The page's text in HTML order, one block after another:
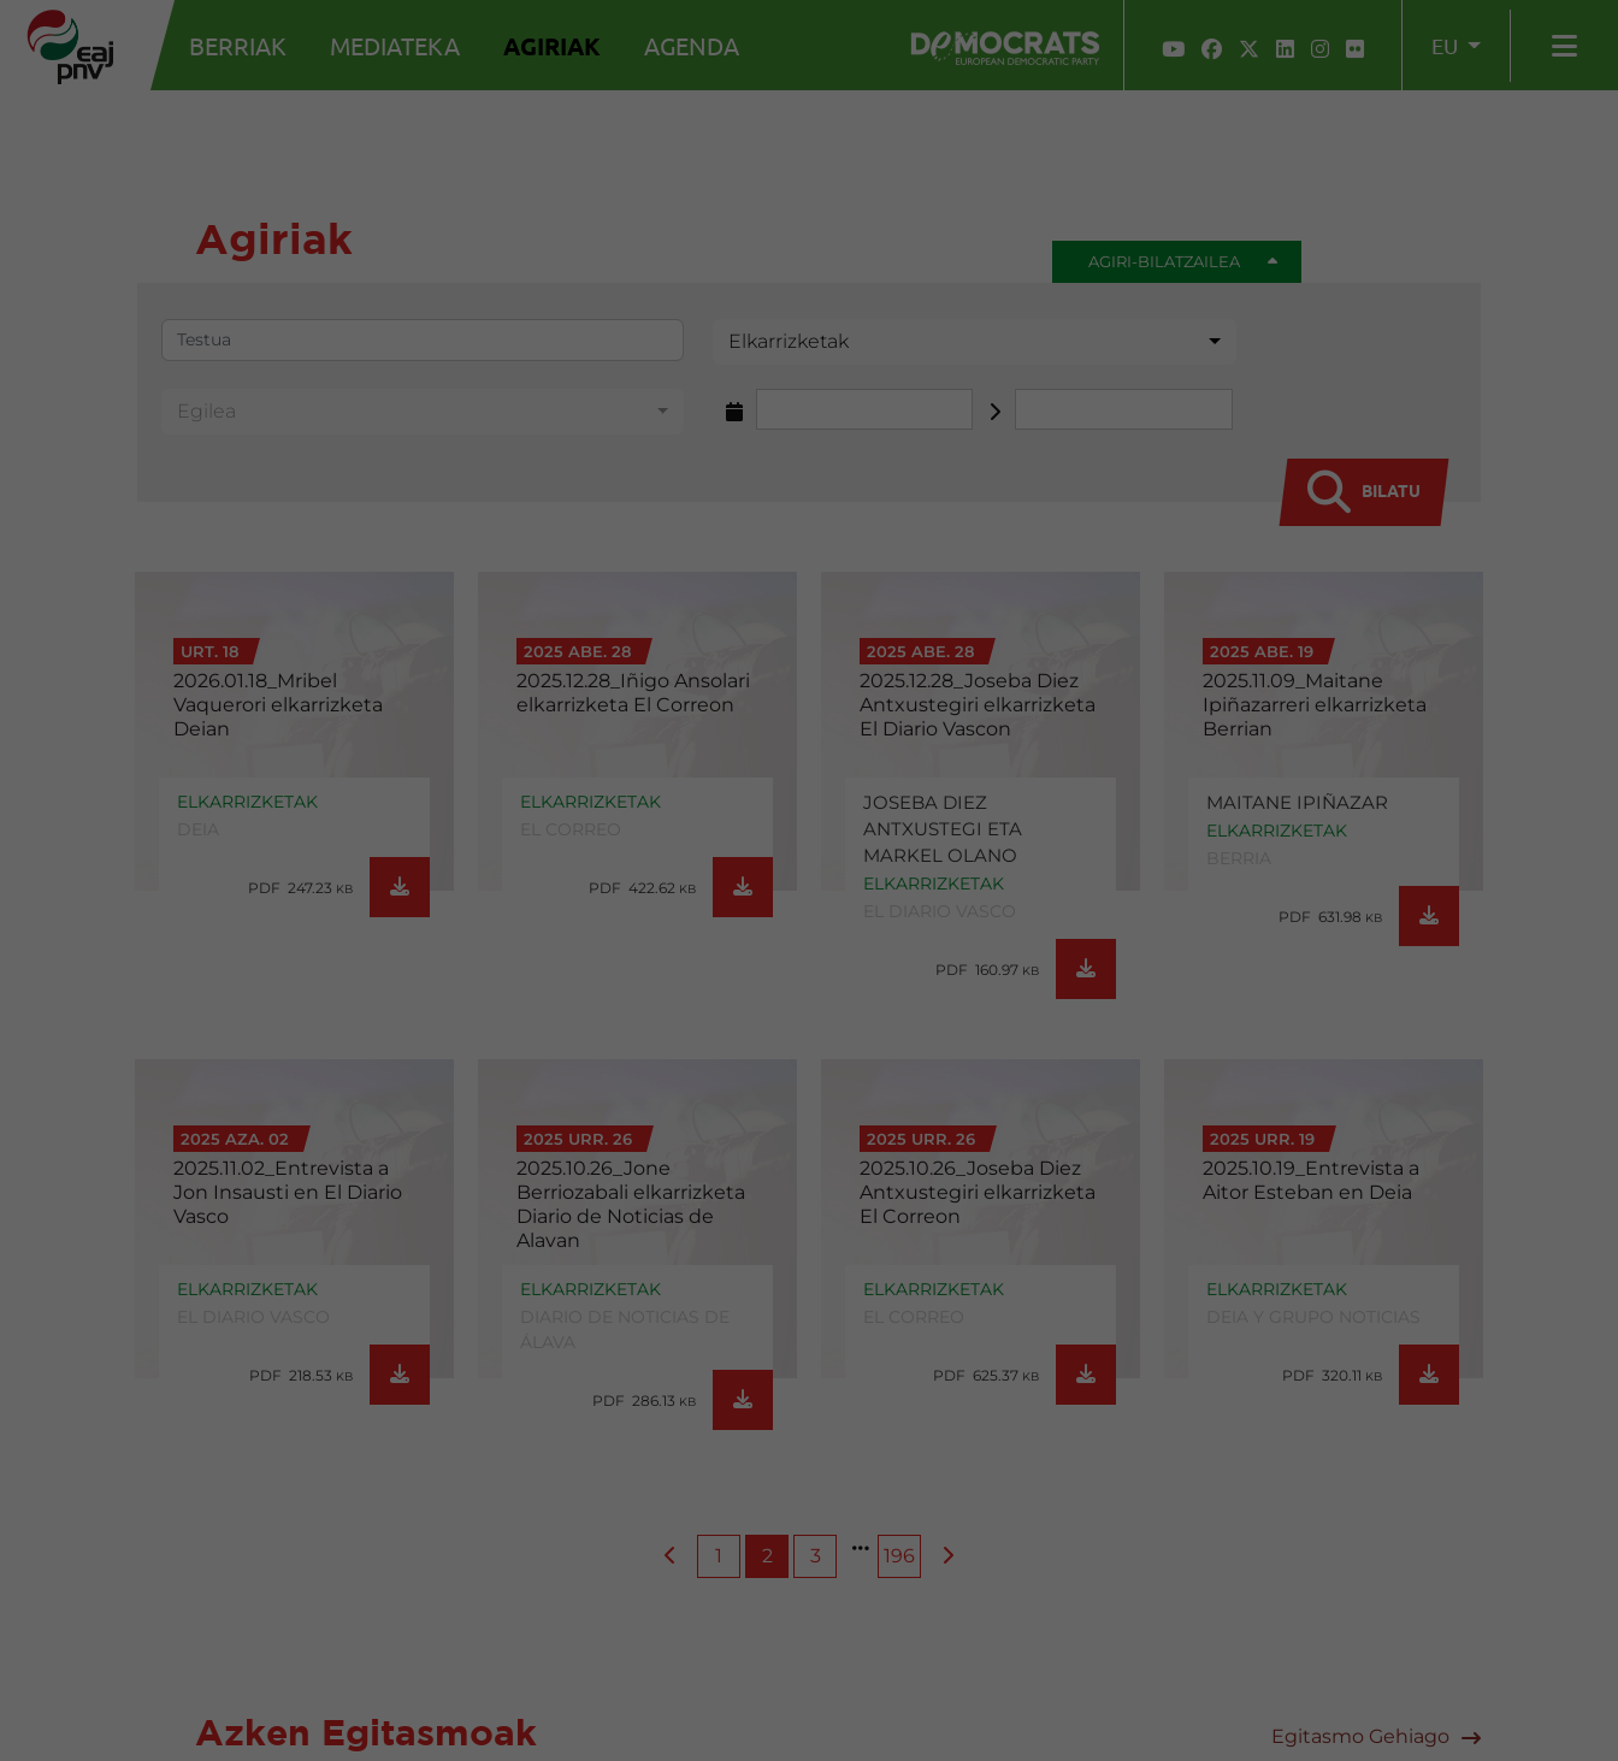
BERRIAK MEDIATEKA AGIRIAK AGENDA EU
Agiriak AGIRI-BILATZAILEA
Elkarrizketak
Egilea
BILATU
URT. 18
2026.01.18_Mribel
Vaquerori elkarrizketa
Deian
ELKARRIZKETAK
PDF 247.23 KB
2025 ABE. 28
2025.12.28_Iñigo Ansolari
elkarrizketa El Correon
ELKARRIZKETAK
PDF 422.62 KB
2025 ABE. 28
2025.12.28_Joseba Diez
Antxustegiri elkarrizketa
El Diario Vascon
JOSEBA DIEZ
ANTXUSTEGI ETA
MARKEL OLANO
ELKARRIZKETAK
PDF 160.97 KB
2025 ABE. 19
2025.11.09_Maitane
Ipiñazarreri elkarrizketa
Berrian
MAITANE IPIÑAZAR
ELKARRIZKETAK
PDF 631.98 KB
2025 AZA. 02
2025.11.02_Entrevista a
Jon Insausti en El Diario
Vasco
ELKARRIZKETAK
PDF 218.53 KB
2025 URR. 26
2025.10.26_Jone
Berriozabali elkarrizketa
Diario de Noticias de
Alavan
ELKARRIZKETAK
PDF 286.13 KB
2025 URR. 26
2025.10.26_Joseba Diez
Antxustegiri elkarrizketa
El Correon
ELKARRIZKETAK
PDF 625.37 KB
2025 URR. 19
2025.10.19_Entrevista a
Aitor Esteban en Deia
ELKARRIZKETAK
PDF 320.11 KB
1 2 3 196
Azken Egitasmoak Egitasmo Gehiago